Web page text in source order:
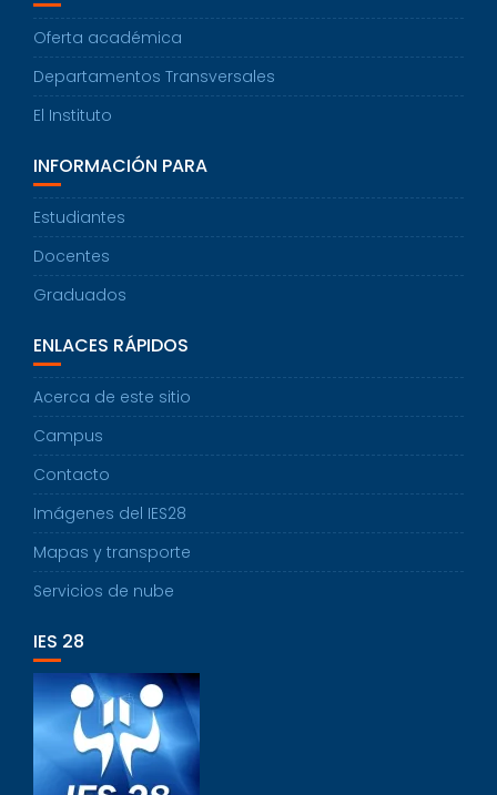
Oferta académica
Departamentos Transversales
El Instituto
INFORMACIÓN PARA
Estudiantes
Docentes
Graduados
ENLACES RÁPIDOS
Acerca de este sitio
Campus
Contacto
Imágenes del IES28
Mapas y transporte
Servicios de nube
IES 28